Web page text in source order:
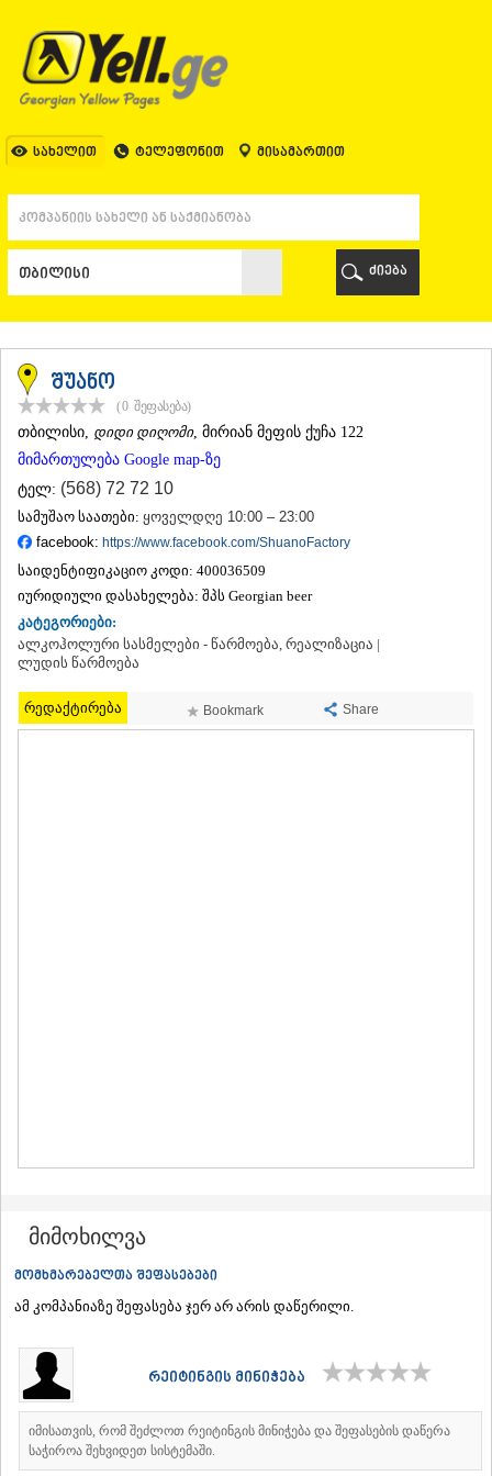
სახელით ტელეფონით მისამართით
ᲗᲑᲘᲚᲘᲡᲘ
ᲗᲑᲘᲚᲘᲡᲘ
ᲐᲤᲮᲐᲖᲔᲗᲘ
ᲒᲐᲚᲘ
ᲑᲐᲗᲣᲛᲘ
ᲥᲝᲑᲣᲚᲔᲗᲘ
ᲨᲣᲐᲮᲔᲕᲘ
ᲩᲐᲥᲕᲘ
ᲝᲖᲣᲠᲒᲔᲗᲘ
ᲩᲝᲮᲐᲢᲐᲣᲠᲘ
ᲣᲠᲔᲙᲘ
ᲘᲛᲔᲠᲔᲗᲘ
ᲑᲐᲦᲓᲐᲗᲘ
ᲕᲐᲜᲘ
ᲖᲔᲡᲢᲐᲤᲝᲜᲘ
ᲗᲔᲠᲯᲝᲚᲐ
ᲡᲐᲛᲢᲠᲔᲓᲘᲐ
ᲡᲐᲩᲮᲔᲠᲔ
ᲢᲧᲘᲑᲣᲚᲘ
ᲥᲣᲗᲐᲘᲡᲘ
ᲬᲧᲐᲚᲢᲣᲑᲝ
ᲭᲘᲐᲗᲣᲠᲐ
ᲮᲐᲠᲐᲒᲐᲣᲚᲘ
ᲙᲐᲮᲔᲗᲘ
ᲐᲮᲛᲔᲢᲐ
ᲐᲑᲐᲨᲐ
ᲖᲣᲒᲓᲘᲓᲘ
ᲛᲐᲠᲢᲕᲘᲚᲘ
ᲡᲔᲜᲐᲙᲘ
ᲩᲮᲝᲠᲝᲬᲧᲣ
ᲬᲐᲚᲔᲜᲯᲘᲮᲐ
ᲮᲝᲑᲘ
ᲐᲜᲐᲙᲚᲘᲐ
ᲯᲕᲐᲠᲘ
ᲡᲐᲛᲪᲮᲔ–ᲯᲐᲕᲐᲮᲔᲗᲘ
ძიება
შუანო
(0 შეფასება)
ᲗᲑᲘᲚᲘᲡᲘ, დიდი დიღომი, მირიან მეფის ქუჩა 122
მიმართულება Google map-ზე
ტელ: (568) 72 72 10
სამუშაო საათები: ყოველდღე 10:00 – 23:00
facebook: https://www.facebook.com/ShuanoFactory
საიდენტიფიკაციო კოდი: 400036509
იურიდიული დასახელება: შპს Georgian beer
კატეგორიები:
ალკოჰოლური სასმელები - წარმოება, რეალიზაცია |
ლუდის წარმოება
რედაქტირება Bookmark Share
მიმოხილვა
მომხმარებელთა შეფასებები
ამ კომპანიაზე შეფასება ჯერ არ არის დაწერილი.
რეიტინგის მინიჭება
იმისათვის, რომ შეძლოთ რეიტინგის მინიჭება და შეფასების დაწერა
საჭიროა შეხვიდეთ სისტემაში.